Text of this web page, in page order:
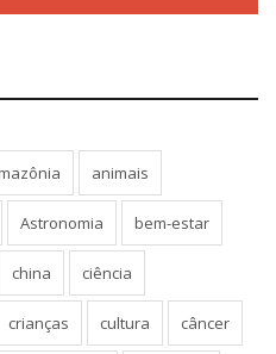
animais
Astronomia bem-estar
china ciência
crianças cultura câncer